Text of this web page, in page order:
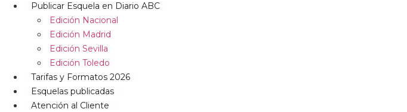
Publicar Esquela en Diario ABC
Edición Nacional
Edición Madrid
Edición Sevilla
Edición Toledo
Tarifas y Formatos 2026
Esquelas publicadas
Atención al Cliente